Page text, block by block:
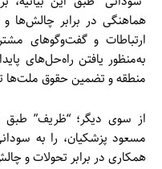
هماهنگی در برابر چالش‌ها
ارتباطات و گفت‌وگوهای
به‌منظور یافتن راه‌حل‌های
منطقه و تضمین حقوق ملت‌ها
از سوی دیگر؛ “ظریف” طبق
مسعود پزشکیان، را به
همکاری در برابر تحولات و